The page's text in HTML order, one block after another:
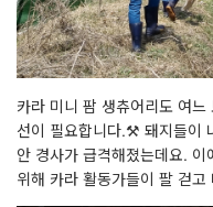
카라 미니 팜 생츄어리도 여
선이 필요합니다.⚒ 돼지들이
안 경사가 급격해졌는데요.
위해 카라 활동가들이 팔 걷고